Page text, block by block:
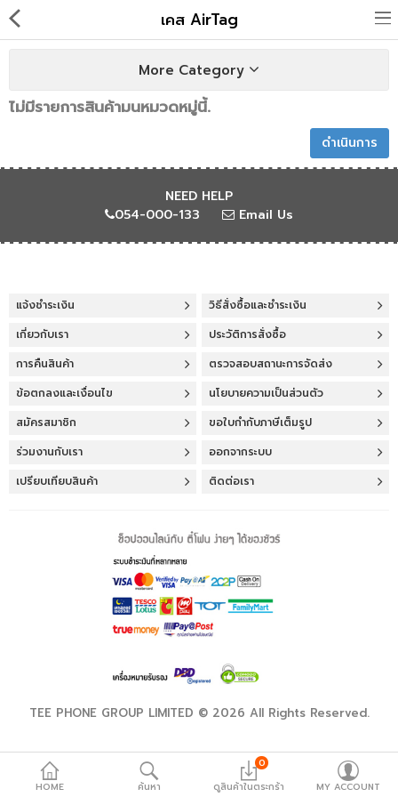
HOME ค้นหา
0
ดูสินค้าในตระกร้า
MY ACCOUNT
เคส AirTag
More Category
ไม่มีรายการสินค้ามนหมวดหมู่นี้.
ดำเนินการ
NEED HELP
054-000-133
Email Us
แจ้งชำระเงิน
วิธีสั่งซื้อและชำระเงิน
เกี่ยวกับเรา
ประวัติการสั่งซื้อ
การคืนสินค้า
ตรวจสอบสถานะการจัดส่ง
ข้อตกลงและเงื่อนไข
นโยบายความเป็นส่วนตัว
สมัครสมาชิก
ขอใบกำกับภาษีเต็มรูป
ร่วมงานกับเรา
ออกจากระบบ
เปรียบเทียบสินค้า
ติดต่อเรา
TEE PHONE GROUP LIMITED © 2026 All Rights Reserved.
เคส Apple Watch
เคส Airpods
อุปกรณ์เสริม
คีย์บอร์ด & เม้าส์
ภาษา